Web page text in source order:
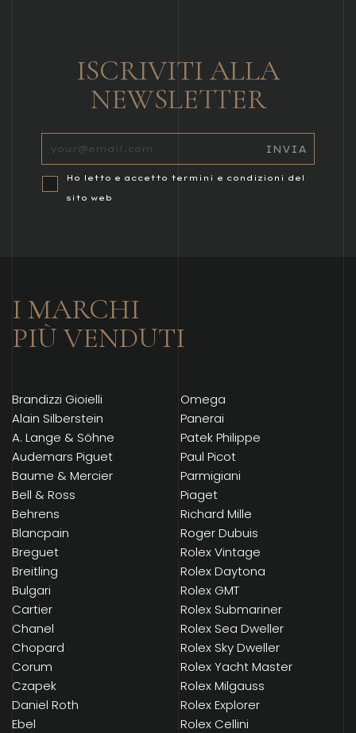
ISCRIVITI ALLA
NEWSLETTER
Ho letto e accetto termini e condizioni del
sito web
I MARCHI
PIÙ VENDUTI
Brandizzi Gioielli
Alain Silberstein
A. Lange & Söhne
Audemars Piguet
Baume & Mercier
Bell & Ross
Behrens
Blancpain
Breguet
Breitling
Bulgari
Cartier
Chanel
Chopard
Corum
Czapek
Daniel Roth
Ebel
Omega
Panerai
Patek Philippe
Paul Picot
Parmigiani
Piaget
Richard Mille
Roger Dubuis
Rolex Vintage
Rolex Daytona
Rolex GMT
Rolex Submariner
Rolex Sea Dweller
Rolex Sky Dweller
Rolex Yacht Master
Rolex Milgauss
Rolex Explorer
Rolex Cellini